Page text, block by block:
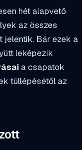
hét alapvető
az összes
jelentik. Bár ezek a
leképezik
a csapatok
túllépésétől az